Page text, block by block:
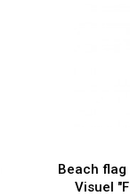
Beach flag
Visuel